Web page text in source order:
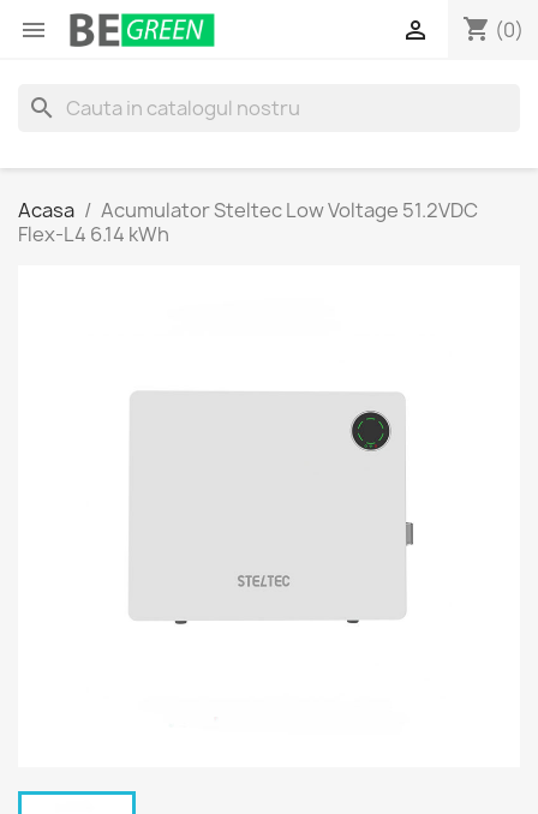
 shopping_cart (0)

search
Acasa
Acumulator Steltec Low Voltage 51.2VDC
Flex-L4 6.14 kWh